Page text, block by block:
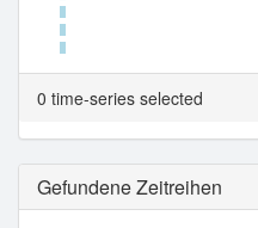
0 time-series selected
Gefundene Zeitreihen